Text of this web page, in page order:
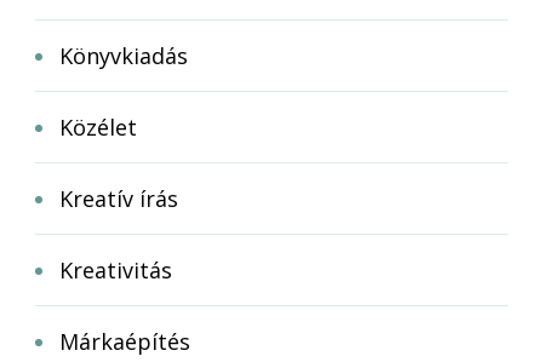
Könyvkiadás
Közélet
Kreatív írás
Kreativitás
Márkaépítés